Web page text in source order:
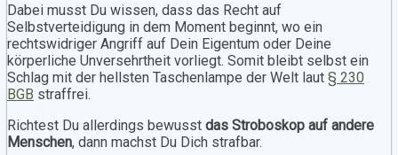
Dabei musst Du wissen, dass das Recht auf
Selbstverteidigung in dem Moment beginnt, wo ein
rechtswidriger Angriff auf Dein Eigentum oder Deine
körperliche Unversehrtheit vorliegt. Somit bleibt selbst ein
Schlag mit der hellsten Taschenlampe der Welt laut § 230
BGB straffrei.
Richtest Du allerdings bewusst das Stroboskop auf andere
Menschen, dann machst Du Dich strafbar.